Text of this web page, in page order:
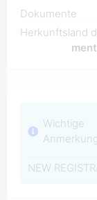
Dokumente
Herkunftsland
Wichtige
NEW